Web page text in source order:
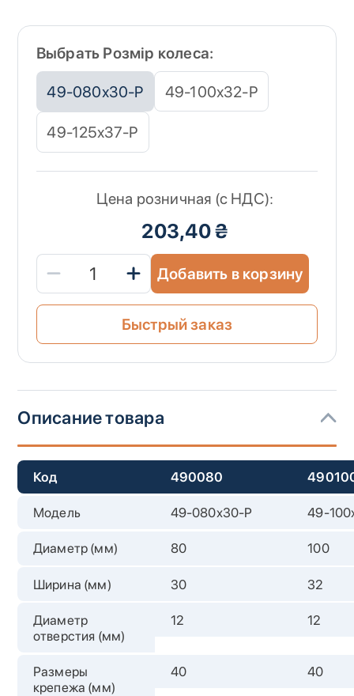
Выбрать Розмір колеса:
49-080х30-P 49-100х32-Р
49-125х37-Р
Цена розничная (с НДС):
203,40 ₴
Добавить в корзину
Быстрый заказ
Описание товара
Код 490080
Модель 49-080х30-P 49-
Диаметр (мм) 80 100
Ширина (мм) 30 32
Диаметр
отверстия (мм)
12 12
Размеры
крепежа (мм)
40 40